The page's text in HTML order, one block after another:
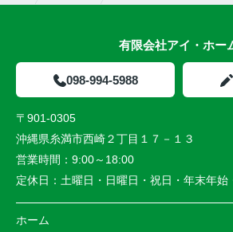
有限会社アイ・ホー
098-994-5988
〒901-0305
沖縄県糸満市西崎２丁目１７－１３
営業時間： 9:00～18:00
定休日： 土曜日・日曜日・祝日・年末年始
ホーム